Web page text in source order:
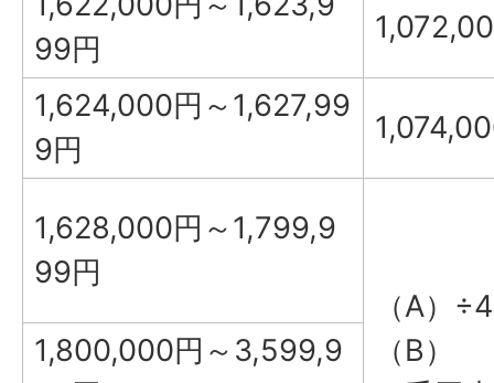
99円
1,624,000円～1,627,99
9円
1,628,000円～1,799,9
99円
（A）
（B）
1,800,000円～3,599,9